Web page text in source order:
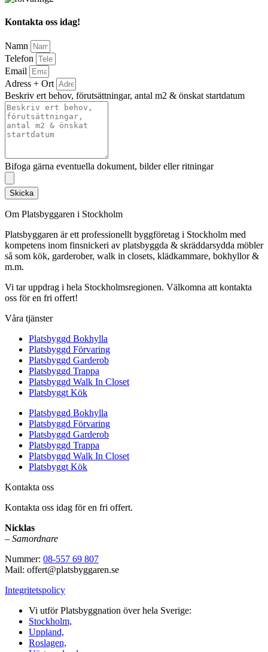
Kontakta oss idag!
Namn
Telefon
Email
Adress + Ort
Beskriv ert behov, förutsättningar, antal m2 & önskat startdatum
Bifoga gärna eventuella dokument, bilder eller ritningar
Skicka
Om Platsbyggaren i Stockholm
Platsbyggaren är ett professionellt byggföretag i Stockholm med
kompetens inom finsnickeri av platsbyggda & skräddarsydda möbler
så som kök, garderober, walk in closets, klädkammare, bokhyllor &
m.m.
Vi tar uppdrag i hela Stockholmsregionen. Välkomna att kontakta
oss för en fri offert!
Våra tjänster
Platsbyggd Bokhylla
Platsbyggd Förvaring
Platsbyggd Garderob
Platsbyggd Trappa
Platsbyggd Walk In Closet
Platsbyggt Kök
Platsbyggd Bokhylla
Platsbyggd Förvaring
Platsbyggd Garderob
Platsbyggd Trappa
Platsbyggd Walk In Closet
Platsbyggt Kök
Kontakta oss
Kontakta oss idag för en fri offert.
Nicklas
– Samordnare
Nummer: 08-557 69 807
Mail: offert@platsbyggaren.se
Integritetspolicy
Vi utför Platsbyggnation över hela Sverige:
Stockholm,
Uppland,
Roslagen,